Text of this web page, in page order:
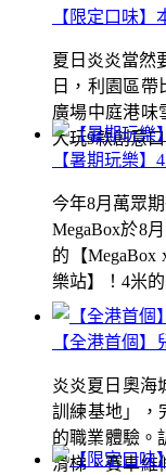
【限定口味
夏日炎炎當然
日，利園區
廣場中庭港味
大玩9款創意
【全港首個
炎炎夏日奧海
訓練基地」，
的職業體驗。
滑梯、賽車維
【暑期玩樂】
今年8月萬眾
MegaBox於8
的【
樂站】！4米